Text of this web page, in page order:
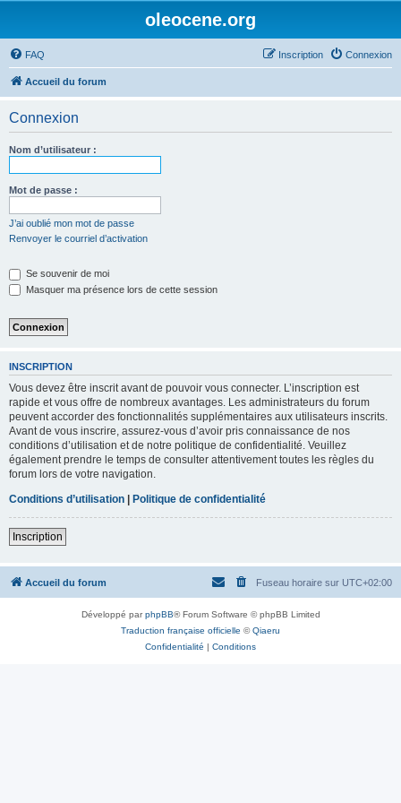
oleocene.org
FAQ Connexion
Inscription
Accueil du forum
Connexion
Nom d’utilisateur :
Mot de passe :
J’ai oublié mon mot de passe
Renvoyer le courriel d’activation
Se souvenir de moi
Masquer ma présence lors de cette session
INSCRIPTION
Vous devez être inscrit avant de pouvoir vous connecter. L’inscription est
rapide et vous offre de nombreux avantages. Les administrateurs du forum
peuvent accorder des fonctionnalités supplémentaires aux utilisateurs inscrits.
Avant de vous inscrire, assurez-vous d’avoir pris connaissance de nos
conditions d’utilisation et de notre politique de confidentialité. Veuillez
également prendre le temps de consulter attentivement toutes les règles du
forum lors de votre navigation.
Conditions d’utilisation | Politique de confidentialité
Inscription
Accueil du forum Fuseau horaire sur UTC+02:00
Développé parphpBB® Forum Software © phpBB Limited
Traduction française officielle ©Qiaeru
Confidentialité | Conditions